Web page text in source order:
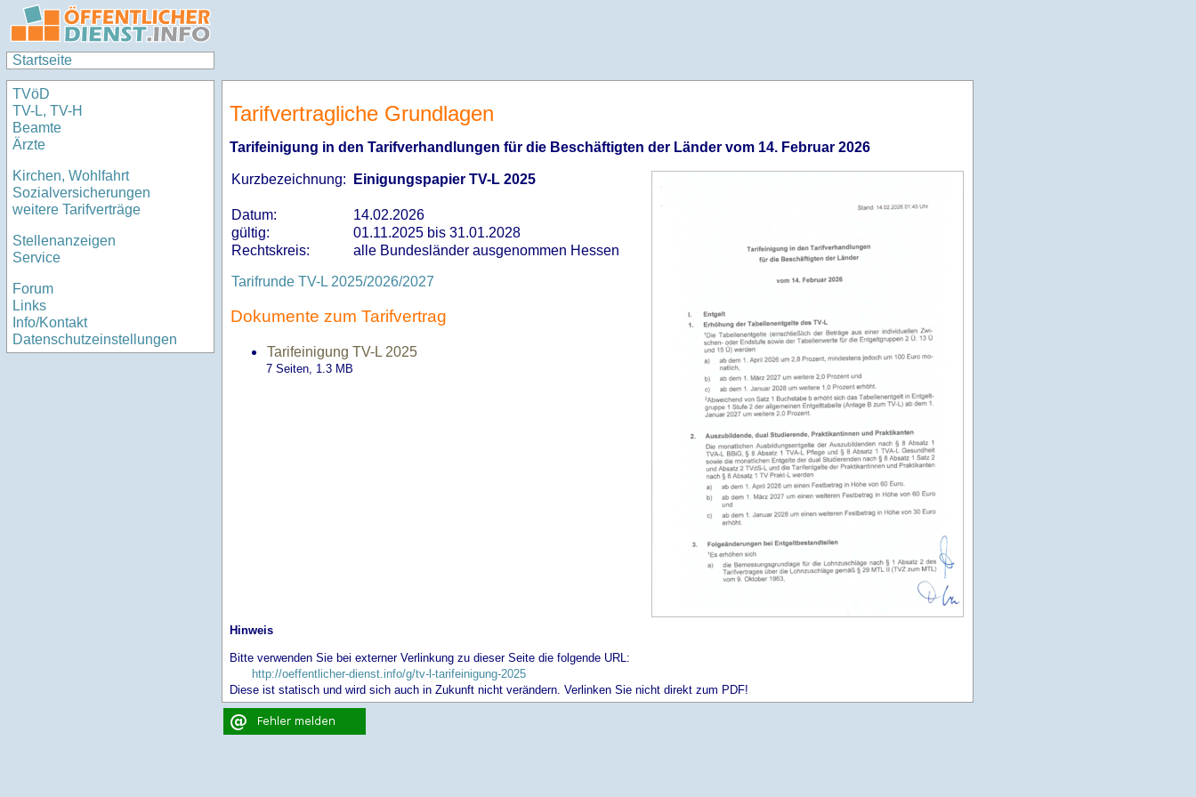
Startseite
TVöD
TV-L, TV-H
Beamte
Ärzte
Kirchen, Wohlfahrt
Sozialversicherungen
weitere Tarifverträge
Stellenanzeigen
Service
Forum
Links
Info/Kontakt
Datenschutzeinstellungen
Tarifvertragliche Grundlagen
Tarifeinigung in den Tarifverhandlungen für die Beschäftigten der Länder vom 14. Februar 2026
Kurzbezeichnung: Einigungspapier TV-L 2025
Datum:
14.02.2026
gültig:
01.11.2025 bis 31.01.2028
Rechtskreis:
alle Bundesländer ausgenommen Hessen
Tarifrunde TV-L 2025/2026/2027
Dokumente zum Tarifvertrag
Tarifeinigung TV-L 2025
7 Seiten, 1.3 MB
Hinweis
Bitte verwenden Sie bei externer Verlinkung zu dieser Seite die folgende URL:
http://oeffentlicher-dienst.info/g/tv-l-tarifeinigung-2025
Diese ist statisch und wird sich auch in Zukunft nicht verändern. Verlinken Sie nicht direkt zum PDF!